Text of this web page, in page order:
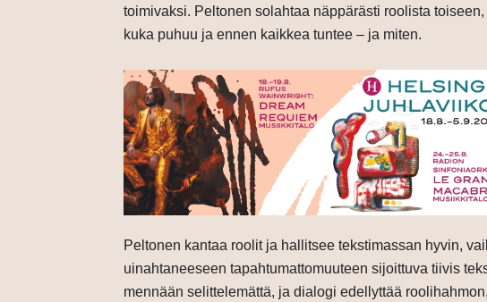
toimivaksi. Peltonen solahtaa näppärästi roolista
kuka puhuu ja ennen kaikkea tuntee – ja miten.
Peltonen kantaa roolit ja hallitsee tekstimassan hyvin,
uinahtaneeseen tapahtumattomuuteen sijoittuva tiivis
mennään selittelemättä, ja dialogi edellyttää